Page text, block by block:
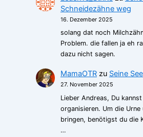
Schneidezähne weg
16. Dezember 2025
solang dat noch
Problem. die fallen ja eh
dazu nicht sagen.
MamaOTRzu Seine
27. November 2025
Lieber Andreas, Du
organisieren. Um die Urne
bringen, benötigst du die
…